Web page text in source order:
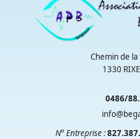
Chemin de la
1330
0486/
N° Entreprise :